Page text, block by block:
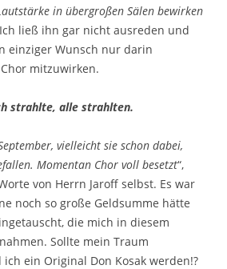
in übergroßen Sälen bewirken
ließ ihn gar nicht ausreden und
einziger Wunsch nur darin
mitzuwirken.
strahlte, alle strahlten.
vielleicht sie schon dabei,
Momentan Chor voll besetzt“,
von Herrn Jaroff selbst. Es war
noch so große Geldsumme hätte
die mich in diesem
Sollte mein Traum
ein Original Don Kosak werden!?